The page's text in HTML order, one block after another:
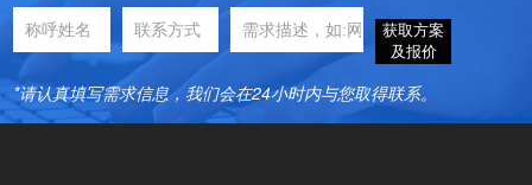
获取方案
及报价
*请认真填写需求信息，我们会在24小时内与您取得联系。